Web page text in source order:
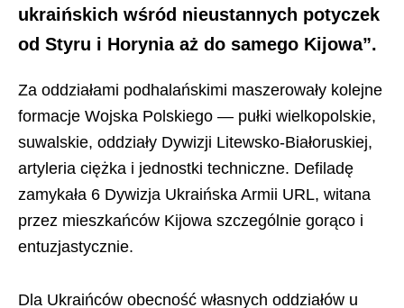
ukraińskich wśród nieustannych potyczek
od Styru i Horynia aż do samego Kijowa”.
Za oddziałami podhalańskimi maszerowały kolejne
formacje Wojska Polskiego — pułki wielkopolskie,
suwalskie, oddziały Dywizji Litewsko-Białoruskiej,
artyleria ciężka i jednostki techniczne. Defiladę
zamykała 6 Dywizja Ukraińska Armii URL, witana
przez mieszkańców Kijowa szczególnie gorąco i
entuzjastycznie.
Dla Ukraińców obecność własnych oddziałów u